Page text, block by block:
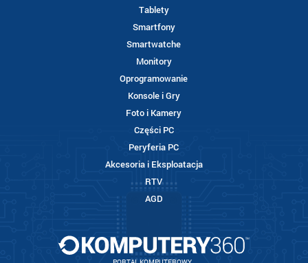
Tablety
Smartfony
Smartwatche
Monitory
Oprogramowanie
Konsole i Gry
Foto i Kamery
Części PC
Peryferia PC
Akcesoria i Eksploatacja
RTV
AGD